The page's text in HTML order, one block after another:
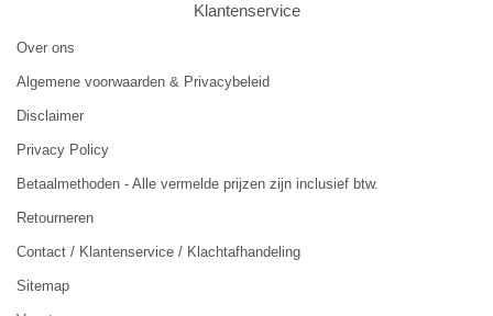
Klantenservice
Over ons
Algemene voorwaarden & Privacybeleid
Disclaimer
Privacy Policy
Betaalmethoden - Alle vermelde prijzen zijn inclusief btw.
Retourneren
Contact / Klantenservice / Klachtafhandeling
Sitemap